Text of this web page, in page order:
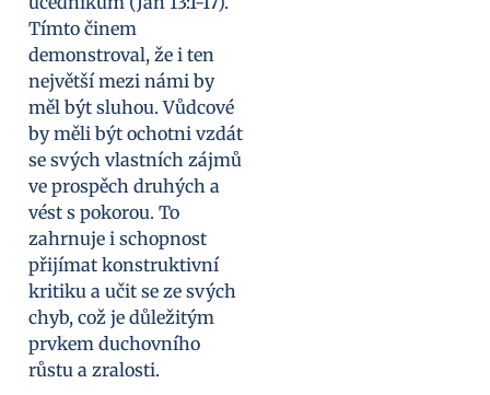
Tímto činem
demonstroval, že i ten
největší mezi námi by
měl být sluhou. Vůdcové
by měli být ochotni vzdát
se svých vlastních zájmů
ve prospěch druhých a
vést s pokorou. To
zahrnuje i schopnost
přijímat konstruktivní
kritiku a učit se ze svých
chyb, což je důležitým
prvkem duchovního
růstu a zralosti.